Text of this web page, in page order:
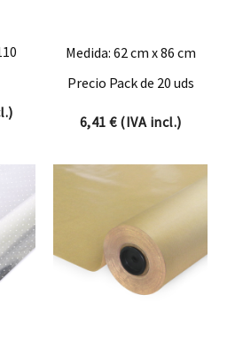
Medida: 62 cm x 86 cm
Precio Pack de 20 uds
6,41 €(IVA incl.)